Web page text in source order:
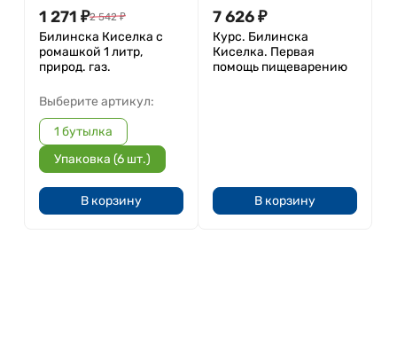
1 271 ₽2 542 ₽
Билинска Киселка с
ромашкой 1 литр,
природ. газ.
Выберите артикул:
1 бутылка
Упаковка (6 шт.)
В корзину
7 626₽
Курс. Билинска
Киселка. Первая
помощь пищеварению
В корзину